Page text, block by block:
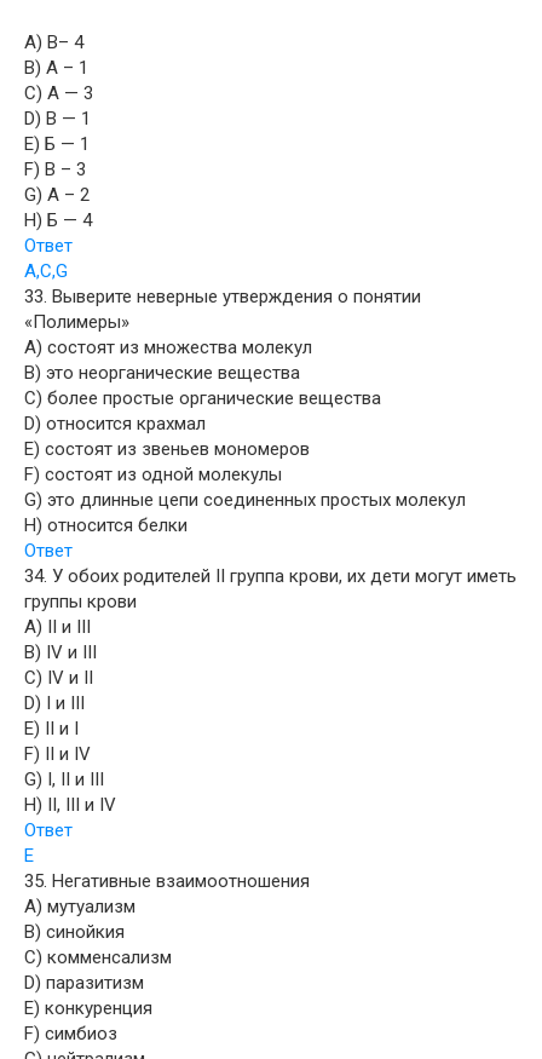
A) В– 4
B) А – 1
C) А — 3
D) В — 1
E) Б — 1
F) В – 3
G) А – 2
H) Б — 4
Ответ
A,C,G
33. Выверите неверные утверждения о понятии
«Полимеры»
A) состоят из множества молекул
B) это неорганические вещества
C) более простые органические вещества
D) относится крахмал
E) состоят из звеньев мономеров
F) состоят из одной молекулы
G) это длинные цепи соединенных простых молекул
H) относится белки
Ответ
34. У обоих родителей II группа крови, их дети могут иметь
группы крови
A) II и III
B) IV и III
C) IV и II
D) I и III
E) II и I
F) II и IV
G) I, II и III
H) II, III и IV
Ответ
E
35. Негативные взаимоотношения
A) мутуализм
B) синойкия
C) комменсализм
D) паразитизм
E) конкуренция
F) симбиоз